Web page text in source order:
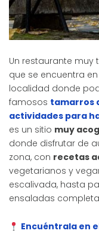
Un restaurante muy
que se encuentra en
localidad donde
famosos tamarros
actividades para
es un sitio muy
donde disfrutar de
zona, con recetas
vegetarianos y
escalivada, hasta
ensaladas
Encuéntrala en